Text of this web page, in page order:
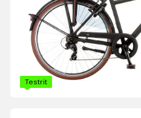
Testrit